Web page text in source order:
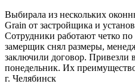
Выбирала из нескольких
Grain от застройщика и
Сотрудники работают четко
замерщик снял размеры,
заключили договор. Привезли
понедельник. Их
г. Челябинск